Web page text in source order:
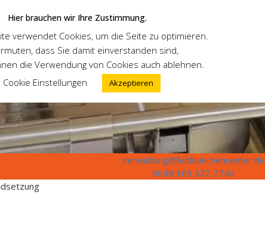
verwaltung@feldkuechencenter.de
0049 163 372 7740
Hier brauchen wir Ihre Zustimmung.
verwendet Cookies, um die Seite zu optimieren.
dass Sie damit einverstanden sind,
die Verwendung von Cookies auch ablehnen.
Cookie Einstellungen
Akzeptieren